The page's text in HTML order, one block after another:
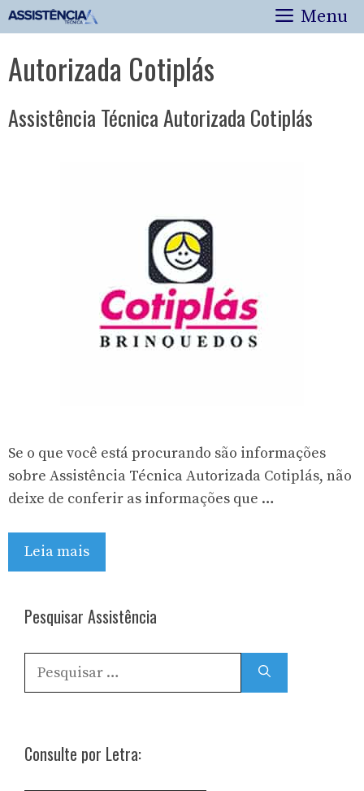
Pular
para
conteúdo
Menu
Autorizada Cotiplás
Assistência Técnica Autorizada Cotiplás
Se o que você está procurando são informações
sobre Assistência Técnica Autorizada Cotiplás, não
deixe de conferir as informações que …
Leia mais
Pesquisar Assistência
Pesquisar
por:
Consulte por Letra: